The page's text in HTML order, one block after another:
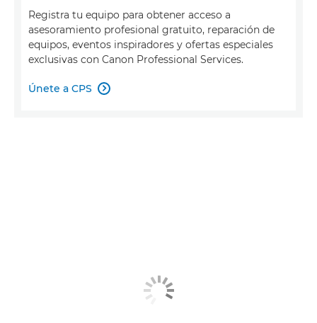
Registra tu equipo para obtener acceso a
asesoramiento profesional gratuito, reparación de
equipos, eventos inspiradores y ofertas especiales
exclusivas con Canon Professional Services.
Únete a CPS 